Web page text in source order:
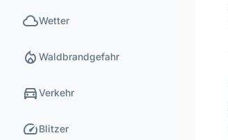
cloudWetter
local_fire_department Waldbrandgefahr
directions_carVerkehr
speedBlitzer